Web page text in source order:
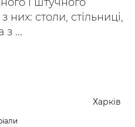
них: столи, стільниці,
з ...
Харків